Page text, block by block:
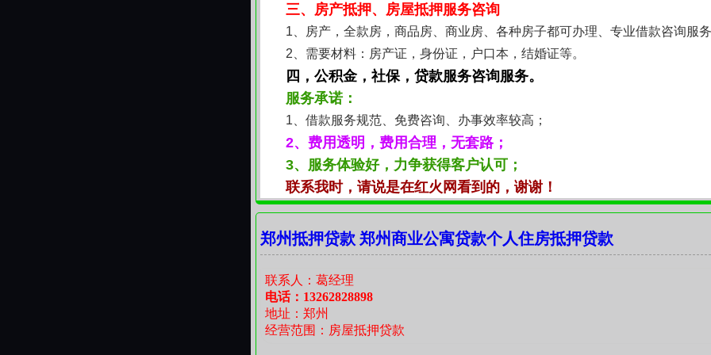
三、房产抵押、房屋抵押服务咨询
1、房产，全款房，商品房、商业房、各种房子都可办理、专业借款咨询服务
2、需要材料：房产证，身份证，户口本，结婚证等。
四，公积金，社保，贷款服务咨询服务。
服务承诺：
1、借款服务规范、免费咨询、办事效率较高；
2、费用透明，费用合理，无套路；
3、服务体验好，力争获得客户认可；
联系我时，请说是在红火网看到的，谢谢！
郑州抵押贷款 郑州商业公寓贷款个人住房抵押贷款
联系人：葛经理
电话：13262828898
地址：郑州
经营范围：房屋抵押贷款